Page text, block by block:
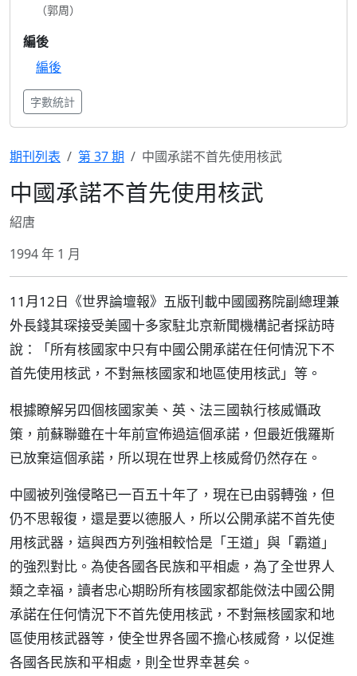
（郭周）
編後
編後
字數統計
期刊列表 第 37 期 中國承諾不首先使用核武
中國承諾不首先使用核武
紹唐
1994 年 1 月
11月12日《世界論壇報》五版刊載中國國務院副總理兼
外長錢其琛接受美國十多家駐北京新聞機構記者採訪時
說：「所有核國家中只有中國公開承諾在任何情況下不
首先使用核武，不對無核國家和地區使用核武」等。
根據瞭解另四個核國家美、英、法三國執行核威懾政
策，前蘇聯雖在十年前宣佈過這個承諾，但最近俄羅斯
已放棄這個承諾，所以現在世界上核威脅仍然存在。
中國被列強侵略已一百五十年了，現在已由弱轉強，但
仍不思報復，還是要以德服人，所以公開承諾不首先使
用核武器，這與西方列強相較恰是「王道」與「霸道」
的強烈對比。為使各國各民族和平相處，為了全世界人
類之幸福，讀者忠心期盼所有核國家都能傚法中國公開
承諾在任何情況下不首先使用核武，不對無核國家和地
區使用核武器等，使全世界各國不擔心核威脅，以促進
各國各民族和平相處，則全世界幸甚矣。